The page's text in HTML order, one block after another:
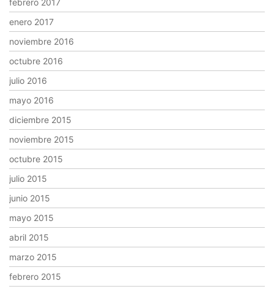
febrero 2017
enero 2017
noviembre 2016
octubre 2016
julio 2016
mayo 2016
diciembre 2015
noviembre 2015
octubre 2015
julio 2015
junio 2015
mayo 2015
abril 2015
marzo 2015
febrero 2015